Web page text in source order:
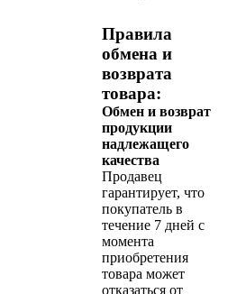
Правила
обмена и
возврата
товара:
Обмен и возврат
продукции
надлежащего
качества
Продавец
гарантирует, что
покупатель в
течение 7 дней с
момента
приобретения
товара может
отказаться от